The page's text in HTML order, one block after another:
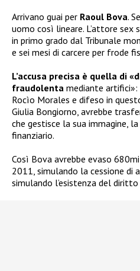
Arrivano guai per Raoul Bova.
uomo così lineare. L’attore
in primo grado dal Tribunale
e sei mesi di carcere per frode
L’accusa precisa è quella di
fraudolenta mediante
Rocìo Morales e difeso in
Giulia Bongiorno, avrebbe
che gestisce la sua immagine,
finanziario.
Così Bova avrebbe evaso
2011, simulando la cessione di
simulando l’esistenza del